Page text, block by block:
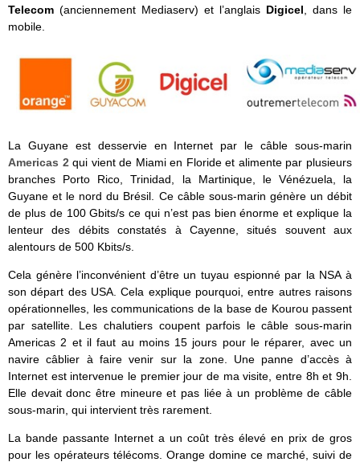
Telecom (anciennement Mediaserv) et l’anglais Digicel , dans le
mobile.
La Guyane est desservie en Internet par le câble sous-marin
Americas 2qui vient de Miami en Floride et alimente par plusieurs
branches Porto Rico, Trinidad, la Martinique, le Vénézuela, la
Guyane et le nord du Brésil. Ce câble sous-marin génère un débit
de plus de 100 Gbits/s ce qui n’est pas bien énorme et explique la
lenteur des débits constatés à Cayenne, situés souvent aux
alentours de 500 Kbits/s.
Cela génère l’inconvénient d’être un tuyau espionné par la NSA à
son départ des USA. Cela explique pourquoi, entre autres raisons
opérationnelles, les communications de la base de Kourou passent
par satellite. Les chalutiers coupent parfois le câble sous-marin
Americas 2 et il faut au moins 15 jours pour le réparer, avec un
navire câblier à faire venir sur la zone. Une panne d’accès à
Internet est intervenue le premier jour de ma visite, entre 8h et 9h.
Elle devait donc être mineure et pas liée à un problème de câble
sous-marin, qui intervient très rarement.
La bande passante Internet a un coût très élevé en prix de gros
pour les opérateurs télécoms. Orange domine ce marché, suivi de